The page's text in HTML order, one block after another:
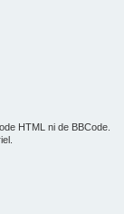
HTML ni de BBCode.